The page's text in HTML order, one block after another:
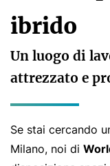
ibrido
Un luogo di
attrezzato e
Se stai cercando
Milano, noi di